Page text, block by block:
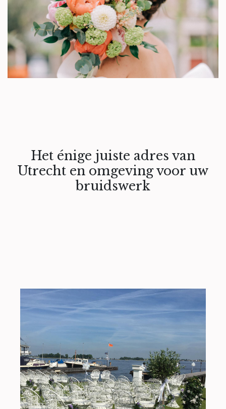
Het énige juiste adres van
Utrecht en omgeving voor uw
bruidswerk